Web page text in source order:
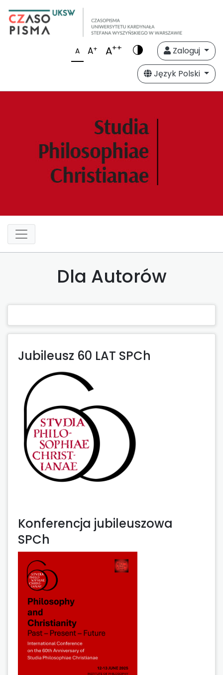
A A+ A++
Zaloguj
Język Polski
Dla Autorów
Jubileusz 60 LAT SPCh
Konferencja jubileuszowa
SPCh